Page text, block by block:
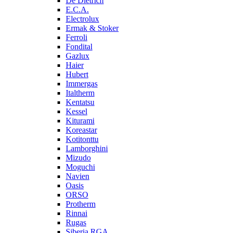
E.C.A.
Electrolux
Ermak & Stoker
Ferroli
Fondital
Gazlux
Haier
Hubert
Immergas
Italtherm
Kentatsu
Kessel
Kiturami
Koreastar
Kotitonttu
Lamborghini
Mizudo
Moguchi
Navien
Oasis
ORSO
Protherm
Rinnai
Rugas